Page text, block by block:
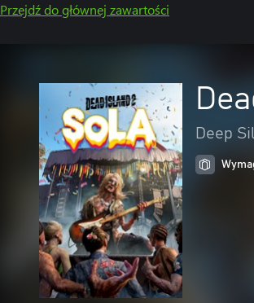
Przejdź do głównej zawartości
Deep